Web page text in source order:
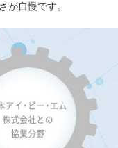
が自慢です。